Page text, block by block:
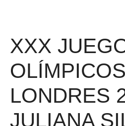
XXX
OLÍMPICOS
LONDRES
JULIANA